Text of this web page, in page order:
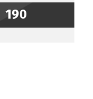
190